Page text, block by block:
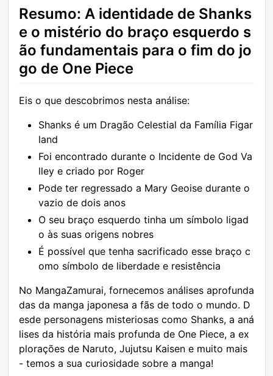
Resumo: A identidade de Shanks
e o mistério do braço esquerdo s
ão fundamentais para o fim do jo
go de One Piece
Eis o que descobrimos nesta análise:
Shanks é um Dragão Celestial da Família Figar
land
Foi encontrado durante o Incidente de God Va
lley e criado por Roger
Pode ter regressado a Mary Geoise durante o
vazio de dois anos
O seu braço esquerdo tinha um símbolo ligad
o às suas origens nobres
É possível que tenha sacrificado esse braço c
omo símbolo de liberdade e resistência
No MangaZamurai, fornecemos análises aprofunda
das da manga japonesa a fãs de todo o mundo. D
esde personagens misteriosas como Shanks, a aná
lises da história mais profunda de One Piece, a ex
plorações de Naruto, Jujutsu Kaisen e muito mais
- temos a sua curiosidade sobre a manga!